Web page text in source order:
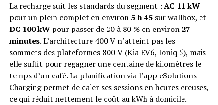
La recharge suit les standards du segment : AC 11 kW
pour un plein complet en environ 5 h 45sur wallbox, et
DC 100 kWpour passer de 20 à 80 % en environ 27
minutes. L’architecture 400 V n’atteint pas les
sommets des plateformes 800 V (Kia EV6, Ioniq 5), mais
elle suffit pour regagner une centaine de kilomètres le
temps d’un café. La planification via l’app eSolutions
Charging permet de caler ses sessions en heures creuses,
ce qui réduit nettement le coût au kWh à domicile.